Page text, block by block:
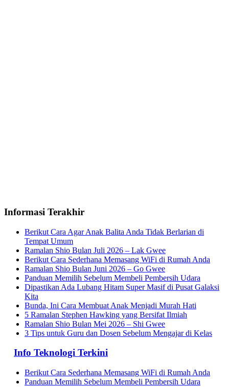
Informasi Terakhir
Berikut Cara Agar Anak Balita Anda Tidak Berlarian di
Tempat Umum
Ramalan Shio Bulan Juli 2026 – Lak Gwee
Berikut Cara Sederhana Memasang WiFi di Rumah Anda
Ramalan Shio Bulan Juni 2026 – Go Gwee
Panduan Memilih Sebelum Membeli Pembersih Udara
Dipastikan Ada Lubang Hitam Super Masif di Pusat Galaksi
Kita
Bunda, Ini Cara Membuat Anak Menjadi Murah Hati
5 Ramalan Stephen Hawking yang Bersifat Ilmiah
Ramalan Shio Bulan Mei 2026 – Shi Gwee
3 Tips untuk Guru dan Dosen Sebelum Mengajar di Kelas
Info Teknologi Terkini
Berikut Cara Sederhana Memasang WiFi di Rumah Anda
Panduan Memilih Sebelum Membeli Pembersih Udara